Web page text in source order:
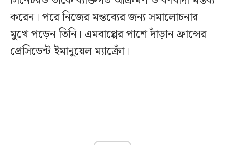
করেন। পরে নিজের মন্তব্যের জন্য সমালোচনার
মুখে পড়েন তিনি। এমবাপ্পের পাশে দাঁড়ান ফ্রান্সের
প্রেসিডেন্ট ইমানুয়েল ম্যাক্রোঁ।